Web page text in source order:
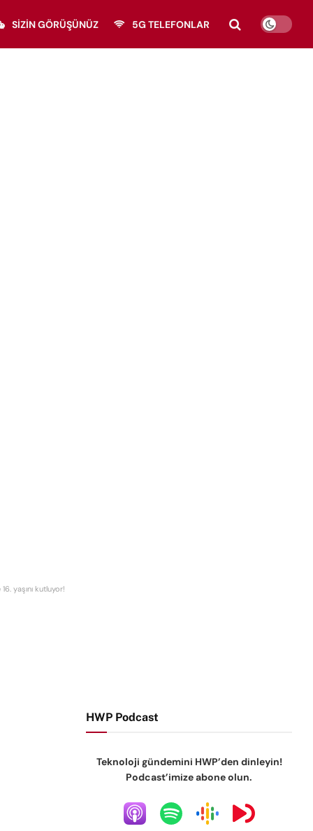
SIZIN GÖRÜŞÜNÜZ 5G TELEFONLAR
yaşını kutluyor!
HWP Podcast
Teknoloji gündemini HWP’den dinleyin!
Podcast’imize abone olun.